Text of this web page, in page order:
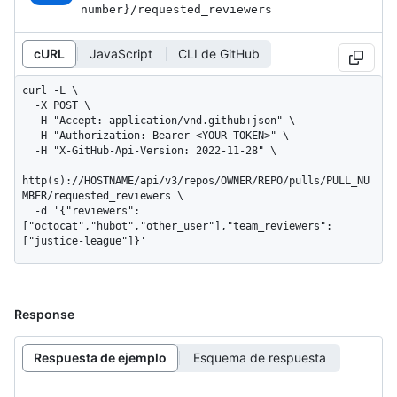
number} /requested_ reviewers
cURL JavaScript CLI de GitHub
curl -L \
http(s)://HOSTNAME/api/v3/repos/OWNER/REPO/pulls/PULL_NU
MBER/requested_reviewers \
["octocat","hubot","other_user"],"team_reviewers":
["justice-league"]}'
Response
Respuesta de ejemplo Esquema de respuesta